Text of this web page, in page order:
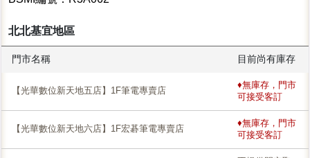
北北基宜地區
門市名稱 目前尚有庫存
【光華數位新天地五店】1F筆電專賣店
♦無庫存，門市
可接受客訂
【光華數位新天地六店】1F宏碁筆電專賣店
♦無庫存，門市
可接受客訂